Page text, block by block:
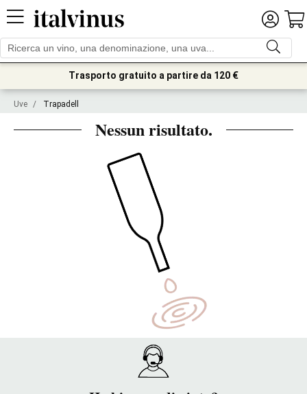
Trasporto gratuito a partire da 120 €
Uve / Trapadell
Nessun risultato.